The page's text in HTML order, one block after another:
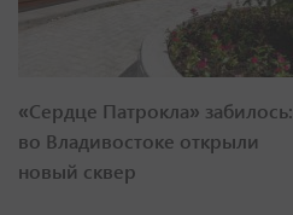
«Сердце Патрокла» забилось:
во Владивостоке открыли
новый сквер